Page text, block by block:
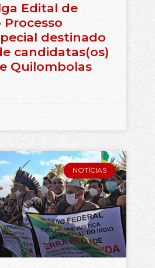
Edital de
Processo
destinado
candidatas(os)
Quilombolas
NOTÍCIAS